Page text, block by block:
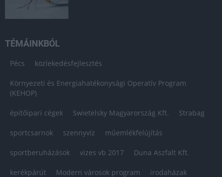
TÉMÁINKBÓL
Pécs közlekedésfejlesztés
Környezeti és Energiahatékonysági Operatív Program
(KEHOP)
építőipari cégek Swietelsky Magyarország Kft. Strabag
sportcsarnok szennyvíz műemlékfelújítás
sportberuházások vizes vb 2017 Duna Aszfalt Kft.
kerékpárút Modern városok program irodaházak